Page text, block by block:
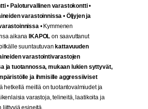
•Paloturvallinen varastokontti•
varastoinnissa •Öljyjen ja
• Kymmenen
aikanaIKAPOL on saavuttanut
suuntautuvankattavuuden
varastointivarastojen
ja tuotannossa, mukaan lukien syttyvät,
ja ihmisille aggressiiviset
hetkellä meillä on tuotantovalmiudet ja
varastoja, telineitä, laatikoita ja
liittyviä esineitä.